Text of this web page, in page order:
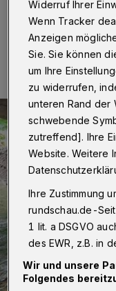
03.06.2022 , 07:00
Widerruf Ihrer
Wenn Tracker
Anzeigen
Sie. Sie können
um Ihre
zu widerrufen,
unteren Rand der
schwebende
zutreffend]. Ihre
Website. Weitere
Ihre Zustimmung
rundschau.de-
1 lit. a DSGVO
des EWR, z.B. in
Wir und unsere
Folgendes